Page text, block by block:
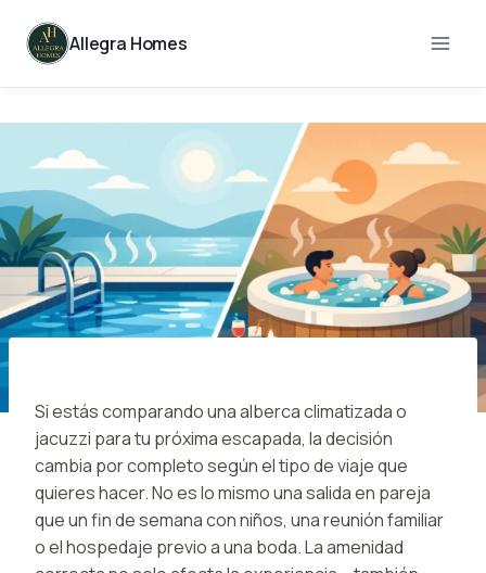
content
Allegra Homes
Si estás comparando una alberca climatizada o
jacuzzi para tu próxima escapada, la decisión
cambia por completo según el tipo de viaje que
quieres hacer. No es lo mismo una salida en pareja
que un fin de semana con niños, una reunión familiar
o el hospedaje previo a una boda. La amenidad